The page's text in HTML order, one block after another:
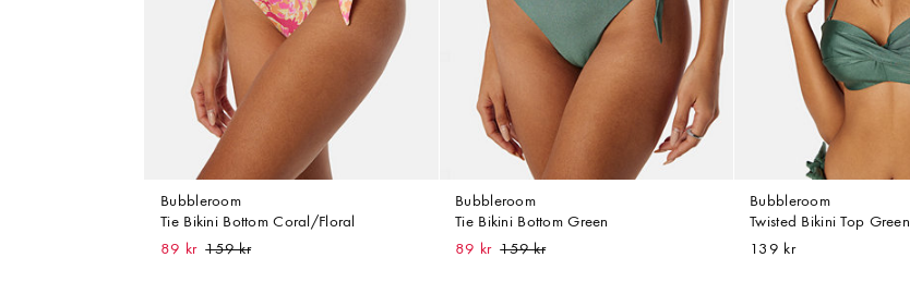
Bubbleroom
Tie Bikini Bottom Coral/Floral
89 kr
Bubbleroom
Tie Bikini Bottom Green
89 kr
Bubbleroom
Twisted Bikini Top Green
139 kr